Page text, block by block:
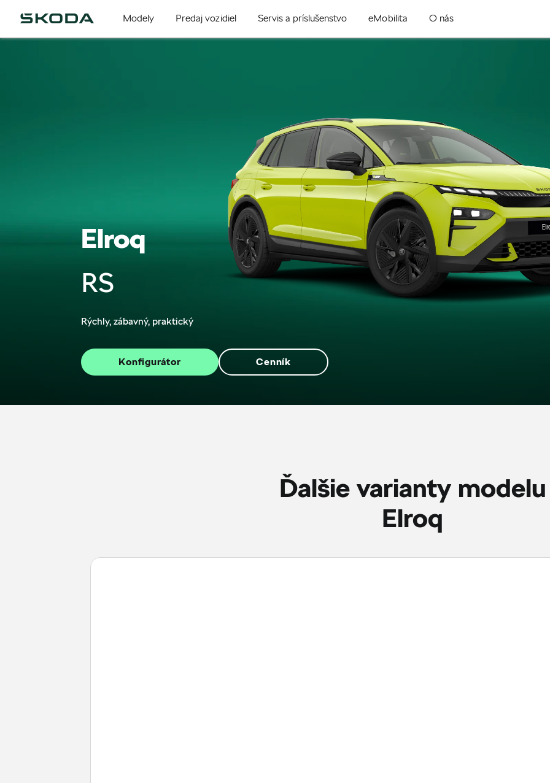
Modely Predaj vozidiel Servis a príslušenstvo eMobilita O nás
Elroq
RS
Rýchly, zábavný, praktický
Konfigurátor Cenník
Ďalšie varianty modelu
Elroq